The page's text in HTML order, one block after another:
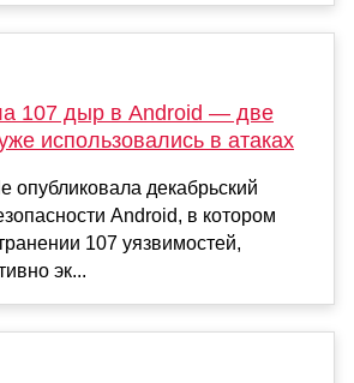
107 дыр в Android — две
использовались в атаках
опубликовала декабрьский
Android, в котором
107 уязвимостей,
эк...